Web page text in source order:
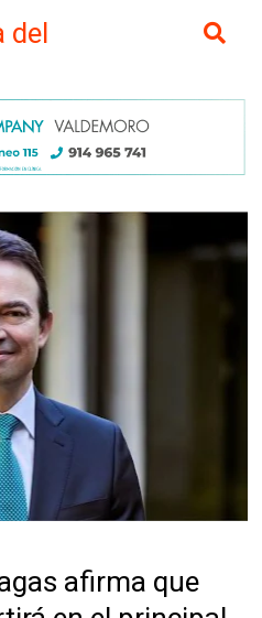
del
afirma que